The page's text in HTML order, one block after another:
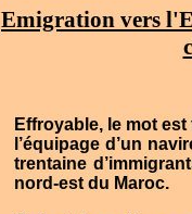
Emigration vers
Effroyable, le mot
l’équipage d’un
trentaine
nord-est du Maroc.